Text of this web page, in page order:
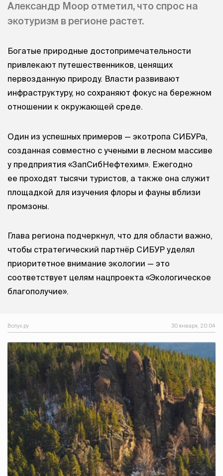
Александр Моор отметил, что спрос на
экотуризм в регионе растет.
Богатые природные достопримечательности
привлекают путешественников, ценящих
первозданную природу. Власти развивают
инфраструктуру, но сохраняют фокус на бережном
отношении к окружающей среде.
Один из успешных примеров — экотропа СИБУРа,
созданная совместно с учеными в лесном массиве
у предприятия «ЗапСибНефтехим». Ежегодно
ее проходят тысячи туристов, а также она служит
площадкой для изучения флоры и фауны вблизи
промзоны.
Глава региона подчеркнул, что для области важно,
чтобы стратегический партнёр СИБУР уделял
приоритетное внимание экологии — это
соответствует целям нацпроекта «Экологическое
благополучие».
Вслух.ру 30 января, 20:04